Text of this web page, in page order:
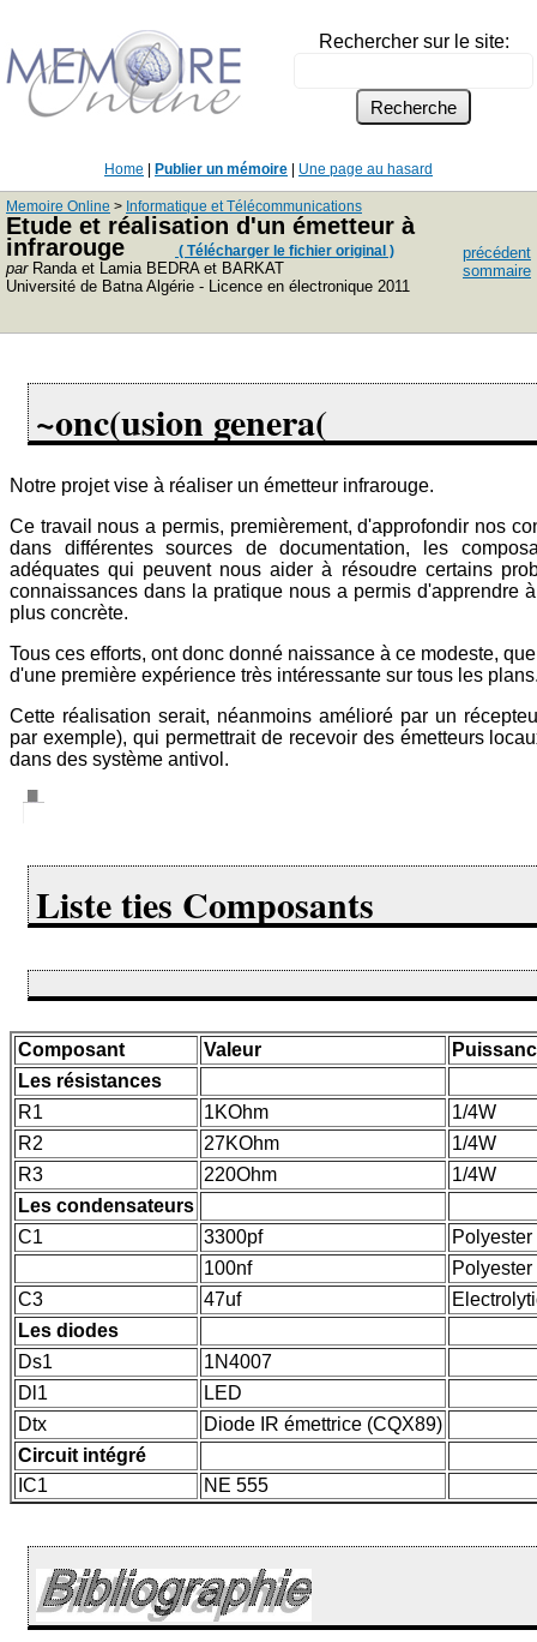
Rechercher sur le site:
Home Publier un mémoire Une page au hasard
Memoire Online > Informatique et Télécommunications
Etude et réalisation d'un émetteur à
infrarouge
( Télécharger le fichier original )
parRanda et Lamia BEDRA et BARKAT
Université de Batna Algérie - Licence en électronique 2011
précédent
sommaire
~onc(usion genera(
Notre projet vise à réaliser un émetteur infrarouge.
Ce travail nous a permis, premièrement, d'approfondir nos
dans différentes sources de documentation, les
adéquates qui peuvent nous aider à résoudre certains
connaissances dans la pratique nous a permis d'apprendre
plus concrète.
Tous ces efforts, ont donc donné naissance à ce modeste,
d'une première expérience très intéressante sur tous les
Cette réalisation serait, néanmoins amélioré par un
par exemple), qui permettrait de recevoir des émetteurs
dans des système antivol.
Liste ties Composants
Composant Valeur
Les résistances
R1
1KOhm
1/4W
R2
27KOhm
1/4W
R3
220Ohm
1/4W
Les condensateurs
C1
3300pf
Polyester
100nf
Polyester
C3
47uf
Les diodes
Ds1
1N4007
Dl1
LED
Dtx
Diode IR émettrice (CQX89)
Circuit intégré
IC1
NE 555